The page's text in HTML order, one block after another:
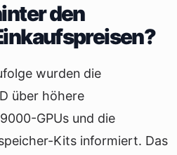
den
wurden die
über höhere
GPUs und die
Kits informiert. Das